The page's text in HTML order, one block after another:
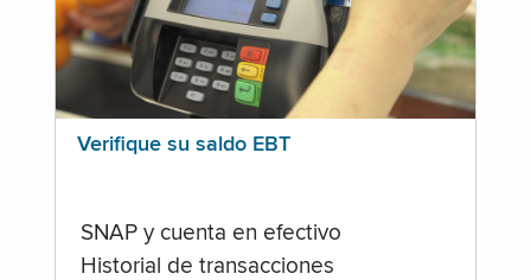
Verifique su saldo EBT
SNAP y cuenta en efectivo
Historial de transacciones